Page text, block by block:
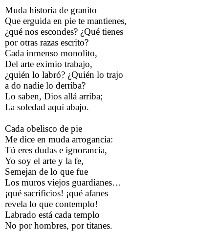
Muda historia de granito
Que erguida en pie te mantienes,
¿qué nos escondes? ¿Qué tienes
por otras razas escrito?
Cada inmenso monolito,
Del arte eximio trabajo,
¿quién lo labró? ¿Quién lo trajo
a do nadie lo derriba?
Lo saben, Dios allá arriba;
La soledad aquí abajo.
Cada obelisco de pie
Me dice en muda arrogancia:
Tú eres dudas e ignorancia,
Yo soy el arte y la fe,
Semejan de lo que fue
Los muros viejos guardianes…
¡qué sacrificios! ¡qué afanes
revela lo que contemplo!
Labrado está cada templo
No por hombres, por titanes.